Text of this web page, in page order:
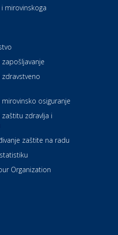
motorne
mirovinskoga
osiguranje
zdravlja i
zaštite na radu
Organization